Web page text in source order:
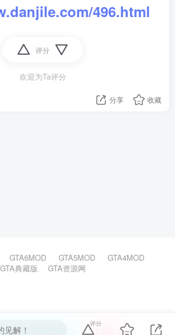
496.html
评分
欢迎为Ta评分
分享 收藏
GTA6MOD GTA5MOD
GTA4MOD
GTA典藏版
GTA资源网
解！
评分
子比主题强力驱动 联系作者